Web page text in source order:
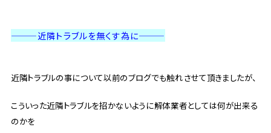
———近隣トラブルを無くす為に———
近隣トラブルの事について以前のブログでも触れさせて頂きましたが、
こういった近隣トラブルを招かないように解体業者としては何が出来る
のかを